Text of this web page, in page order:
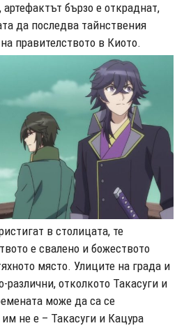
бързо е откраднат,
да последва тайнствения
правителството в Киото.
в столицата, те
е свалено и божеството
място. Улиците на града и
различни, отколкото Такасуги и
може да са се
не е – Такасуги и Кацура